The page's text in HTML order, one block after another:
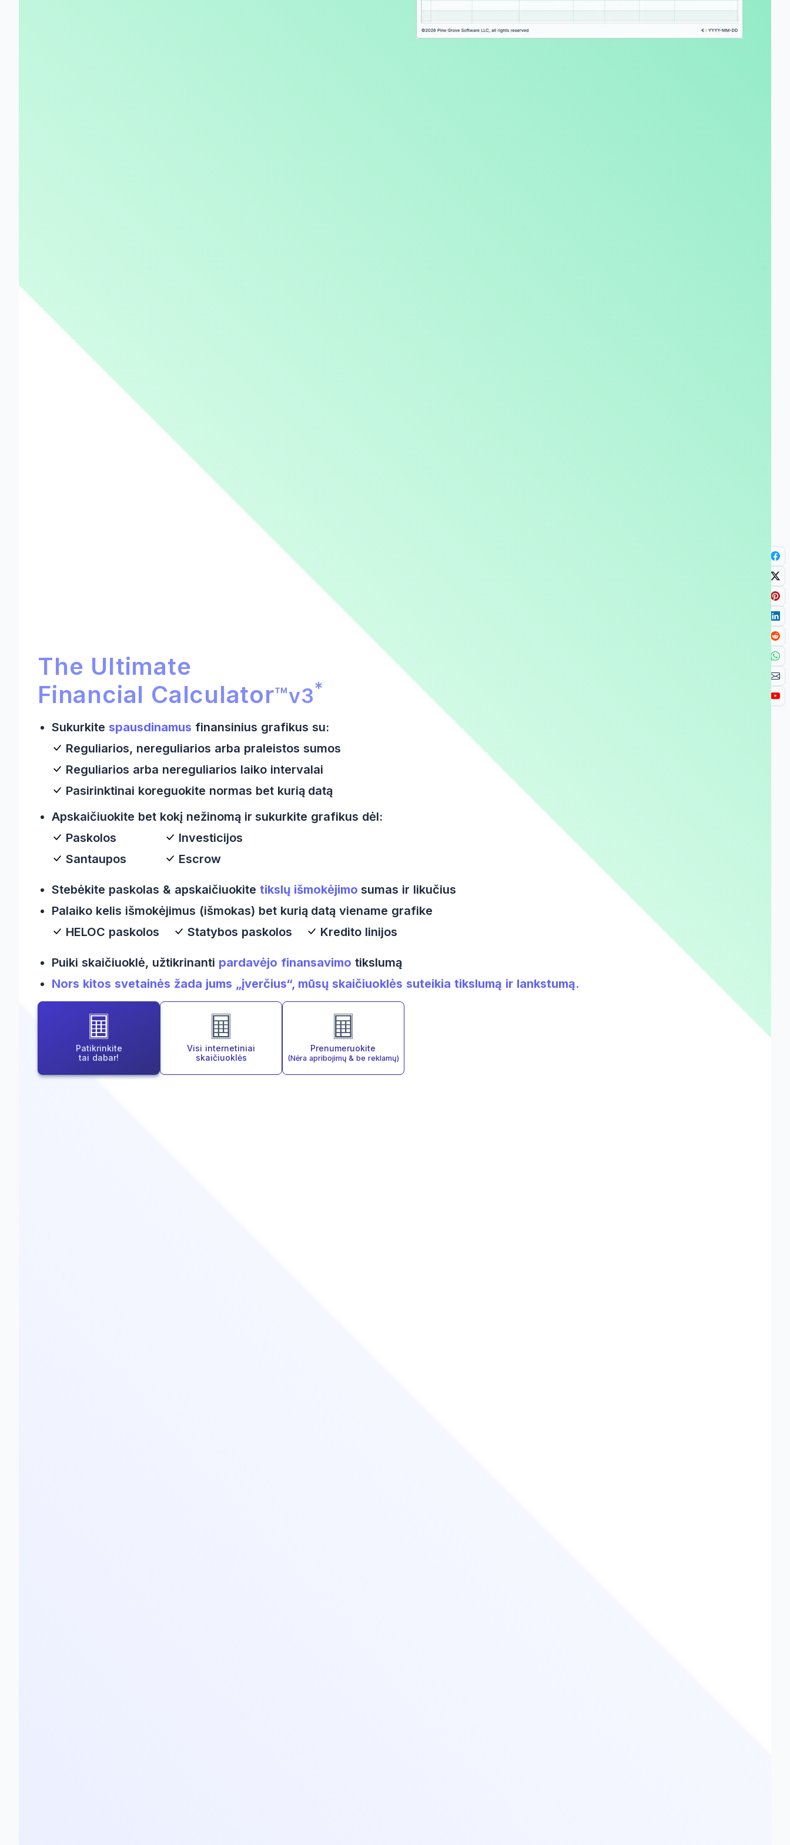
Ultimate Financial Calculator reklaminė sekcija
The Ultimate
Financial Calculator™v3*
Sukurkite spausdinamus finansinius grafikus su:
Reguliarios, nereguliarios arba praleistos sumos
Reguliarios arba nereguliarios laiko intervalai
Pasirinktinai koreguokite normas bet kurią datą
Apskaičiuokite bet kokį nežinomą ir sukurkite grafikus dėl:
Paskolos
Investicijos
Santaupos
Escrow
Stebėkite paskolas & apskaičiuokite tikslų išmokėjimo sumas ir likučius
Palaiko kelis išmokėjimus (išmokas) bet kurią datą viename grafike
HELOC paskolos
Statybos paskolos Kredito linijos
Puiki skaičiuoklė, užtikrinanti pardavėjo finansavimo tikslumą
Nors kitos svetainės žada jums „įverčius“, mūsų skaičiuoklės suteikia tikslumą ir lankstumą.
Patikrinkite
tai dabar!
Visi internetiniai
skaičiuoklės
Prenumeruokite
(Nėra apribojimų & be reklamų)